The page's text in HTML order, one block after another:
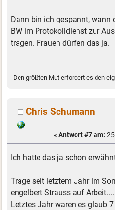
Dann bin ich gespannt, wann
BW im Protokolldienst zur
tragen. Frauen dürfen das ja.
Den größten Mut erfordert es den
Chris Schumann
« Antwort #7 am:
Ich hatte das ja schon
Trage seit letztem Jahr im
engelbert Strauss auf Arbeit....
Letztes Jahr waren es glaub